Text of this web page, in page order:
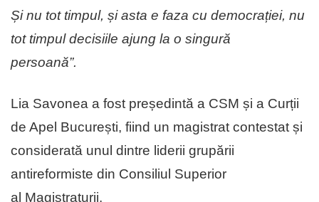
Și nu tot timpul, și asta e faza cu democrației, nu
tot timpul decisiile ajung la o singură
persoană”.
Lia Savonea a fost președintă a CSM și a Curții
de Apel București, fiind un magistrat contestat și
considerată unul dintre liderii grupării
antireformiste din Consiliul Superior
al Magistraturii.